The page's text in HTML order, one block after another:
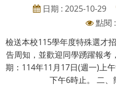
日期 : 2025-10-29
點閱
檢送本校115學年度特殊選才
告周知，並歡迎同學踴躍報考
期：114年11月17日(週一)上
下午6時止。 二、